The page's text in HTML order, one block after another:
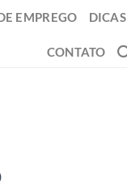
EMPREGO DICAS
CONTATO